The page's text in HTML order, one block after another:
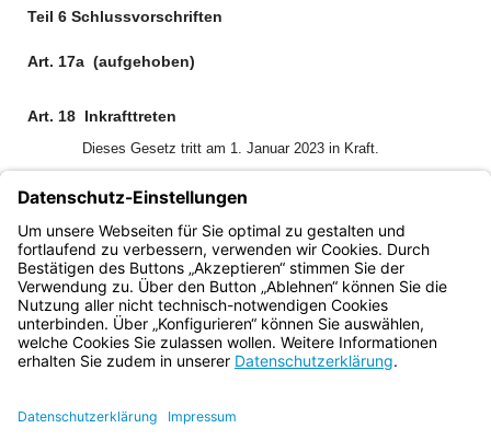
Teil 6 Schlussvorschriften
Art. 17a (aufgehoben)
Art. 18 Inkrafttreten
Dieses Gesetz tritt am 1. Januar 2023 in Kraft.
München, den 23. Dezember 2022
Der Bayerische Ministerpräsident
Dr. Markus Söder
Bayern.de
BayernPortal
Impressum